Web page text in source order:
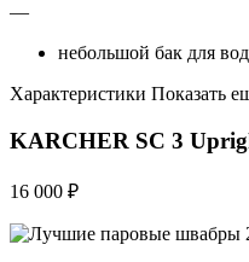
—
небольшой бак для
Характеристики Показать
KARCHER SC 3
16 000 ₽